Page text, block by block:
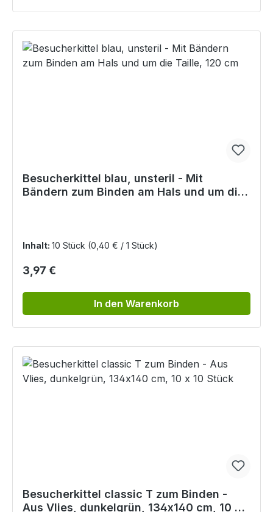
Besucherkittel blau, unsteril - Mit
Bändern zum Binden am Hals und um die
Inhalt: 10 Stück (0,40 € / 1 Stück)
Regulärer Preis:
3,97 €
In den Warenkorb
Besucherkittel classic T zum Binden -
Aus Vlies, dunkelgrün, 134x140 cm, 10 x